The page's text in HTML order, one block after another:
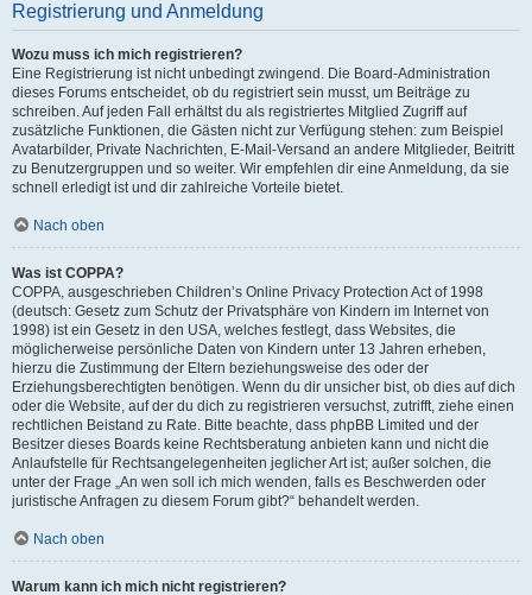
Registrierung und Anmeldung
Wozu muss ich mich registrieren?
Eine Registrierung ist nicht unbedingt zwingend. Die Board-Administration
dieses Forums entscheidet, ob du registriert sein musst, um Beiträge zu
schreiben. Auf jeden Fall erhältst du als registriertes Mitglied Zugriff auf
zusätzliche Funktionen, die Gästen nicht zur Verfügung stehen: zum Beispiel
Avatarbilder, Private Nachrichten, E-Mail-Versand an andere Mitglieder, Beitritt
zu Benutzergruppen und so weiter. Wir empfehlen dir eine Anmeldung, da sie
schnell erledigt ist und dir zahlreiche Vorteile bietet.
Nach oben
Was ist COPPA?
COPPA, ausgeschrieben Children’s Online Privacy Protection Act of 1998
(deutsch: Gesetz zum Schutz der Privatsphäre von Kindern im Internet von
1998) ist ein Gesetz in den USA, welches festlegt, dass Websites, die
möglicherweise persönliche Daten von Kindern unter 13 Jahren erheben,
hierzu die Zustimmung der Eltern beziehungsweise des oder der
Erziehungsberechtigten benötigen. Wenn du dir unsicher bist, ob dies auf dich
oder die Website, auf der du dich zu registrieren versuchst, zutrifft, ziehe einen
rechtlichen Beistand zu Rate. Bitte beachte, dass phpBB Limited und der
Besitzer dieses Boards keine Rechtsberatung anbieten kann und nicht die
Anlaufstelle für Rechtsangelegenheiten jeglicher Art ist; außer solchen, die
unter der Frage „An wen soll ich mich wenden, falls es Beschwerden oder
juristische Anfragen zu diesem Forum gibt?“ behandelt werden.
Nach oben
Warum kann ich mich nicht registrieren?